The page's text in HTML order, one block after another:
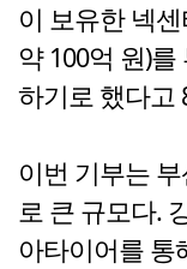
이 보유한 넥
약 100억 원)
하기로 했다고
이번 기부는
로 큰 규모다.
아타이어를 통